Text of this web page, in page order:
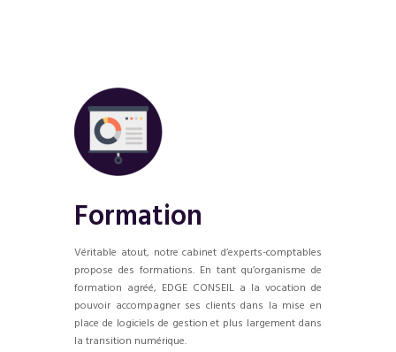
Formation
Véritable atout, notre cabinet d’experts-comptables
propose des formations. En tant qu’organisme de
formation agréé, EDGE CONSEIL a la vocation de
pouvoir accompagner ses clients dans la mise en
place de logiciels de gestion et plus largement dans
la transition numérique.